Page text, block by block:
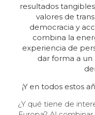
resultados
valores de
democracia y
combina la
experiencia de
dar forma a
¡Y en todos estos
¿Y qué tiene de